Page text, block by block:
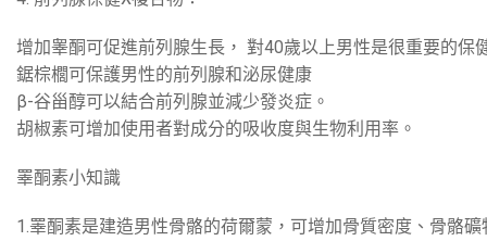
增加睾酮可促進前列腺生長， 對40歲以上男性是很重要的保
鋸棕櫚可保護男性的前列腺和泌尿健康
β-谷甾醇可以結合前列腺並減少發炎症。
胡椒素可增加使用者對成分的吸收度與生物利用率。
睪酮素小知識
1.睪酮素是建造男性骨骼的荷爾蒙，可增加骨質密度、骨骼礦